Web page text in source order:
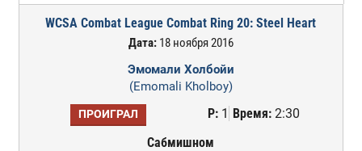
WCSA Combat League Combat Ring 20: Steel Heart
Дата:18 ноября 2016
Эмомали Холбойи
(Emomali Kholboy)
ПРОИГРАЛ Р:1 Время:2:30
Сабмишном